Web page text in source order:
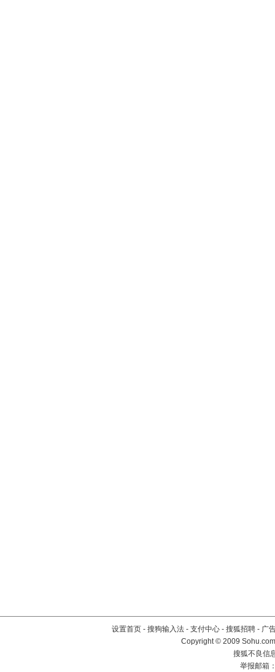
设置首页 - 搜狗输入法 - 支付中心 - 搜狐招聘 - 广
Copyright © 2009
搜狐不良信
举报邮箱